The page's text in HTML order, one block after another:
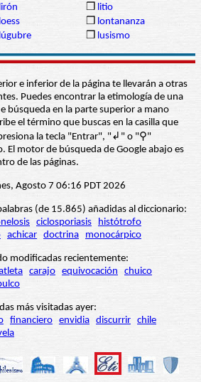
lirón ❒ litio
loess ❒ lontananza
lúgubre ❒ lusismo
e inferior de la página te llevarán a otras
Puedes encontrar la etimología de una
búsqueda en la parte superior a mano
el término que buscas en la casilla que
la tecla "Entrar", "↲" o "⚲"
El motor de búsqueda de Google abajo es
de las páginas.
Agosto 7 06:16 PDT 2026
(de 15.865) añadidas al diccionario:
ciclosporiasis
histótrofo
achicar doctrina monocárpico
modificadas recientemente:
carajo equivocación
chuico
más visitadas ayer:
financiero envidia discurrir chile